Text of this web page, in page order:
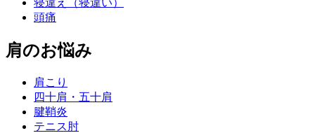
寝違え（寝違い）
頭痛
肩のお悩み
肩こり
四十肩・五十肩
腱鞘炎
テニス肘